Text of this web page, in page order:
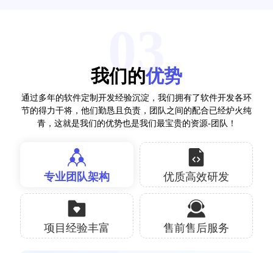
03
我们的优势
通过多年的软件定制开发经验沉淀，我们拥有了软件开发各环
节的得力干将，他们勤恳且负责，团队之间的配合已经炉火纯
青，这就是我们的优势也是我们最宝贵的资源-团队！
专业团队架构 优质高效研发
项目经验丰富 售前售后服务